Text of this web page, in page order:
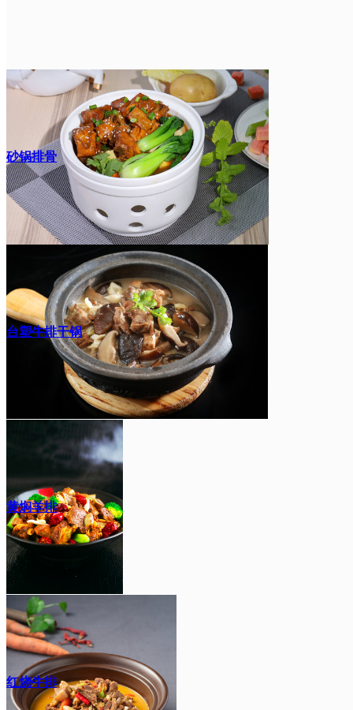
砂锅排骨
台塑牛排干锅
黄焖羊排
红烧牛排